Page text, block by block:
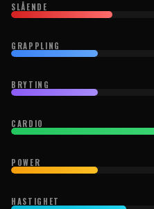
SLÅENDE
GRAPPLING
BRYTING
CARDIO
POWER
HASTIGHET